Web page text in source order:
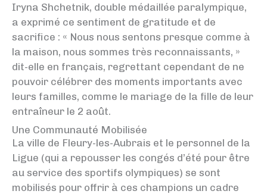
Iryna Shchetnik, double médaillée paralympique,
a exprimé ce sentiment de gratitude et de
sacrifice : « Nous nous sentons presque comme à
la maison, nous sommes très reconnaissants, »
dit-elle en français, regrettant cependant de ne
pouvoir célébrer des moments importants avec
leurs familles, comme le mariage de la fille de leur
entraîneur le 2 août.
Une Communauté Mobilisée
La ville de Fleury-les-Aubrais et le personnel de la
Ligue (qui a repousser les congés d’été pour être
au service des sportifs olympiques) se sont
mobilisés pour offrir à ces champions un cadre